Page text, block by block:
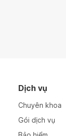
Dịch vụ
Chuyên khoa
Gói dịch vụ